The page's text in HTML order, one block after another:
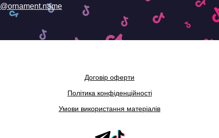
@ornament.name
Договір оферти
Політика конфіденційності
Умови використання матеріалів